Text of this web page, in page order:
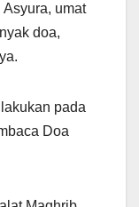
umat
doa,
pada
Doa